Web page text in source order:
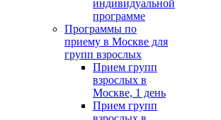
индивидуальной
программе
Программы по
приему в Москве для
групп взрослых
Прием групп
взрослых в
Москве, 1 день
Прием групп